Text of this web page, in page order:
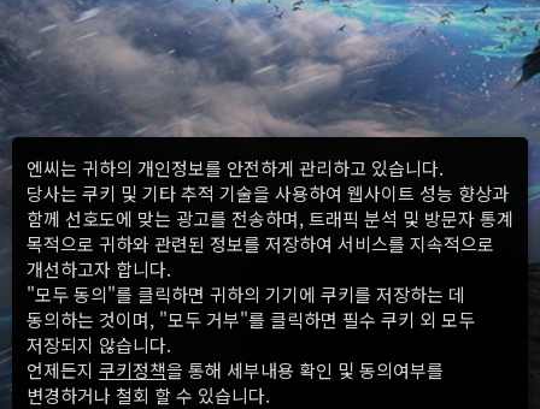
엔씨는 귀하의 개인정보를 안전하게 관리하고 있습니다.
당사는 쿠키 및 기타 추적 기술을 사용하여 웹사이트 성능 향상과
함께 선호도에 맞는 광고를 전송하며, 트래픽 분석 및 방문자 통계
목적으로 귀하와 관련된 정보를 저장하여 서비스를 지속적으로
개선하고자 합니다.
"모두 동의"를 클릭하면 귀하의 기기에 쿠키를 저장하는 데
동의하는 것이며, "모두 거부"를 클릭하면 필수 쿠키 외 모두
저장되지 않습니다.
언제든지 쿠키정책을 통해 세부내용 확인 및 동의여부를
변경하거나 철회 할 수 있습니다.